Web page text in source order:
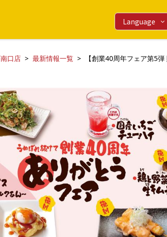
Language
口店 最新情報一覧 【創業40周年フェア第5弾